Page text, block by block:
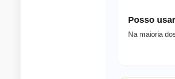
Posso
Na maioria